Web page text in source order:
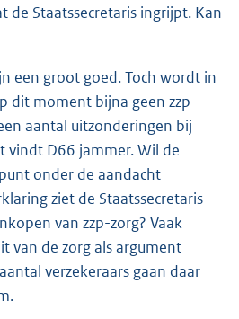
de Staatssecretaris ingrijpt. Kan
een groot goed. Toch wordt in
dit moment bijna geen zzp-
aantal uitzonderingen bij
vindt D66 jammer. Wil de
onder de aandacht
ziet de Staatssecretaris
van zzp-zorg? Vaak
van de zorg als argument
verzekeraars gaan daar